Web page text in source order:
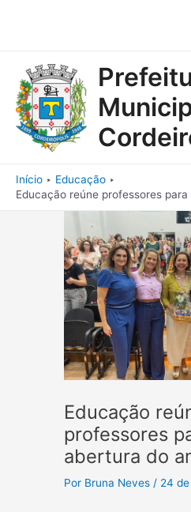
Início
Educação
Educação reúne professores
Educação
professores
abertura do
Por Bruna Neves/ 24